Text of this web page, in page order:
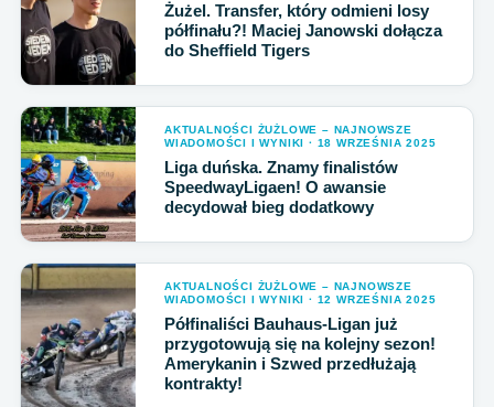
Żużel. Transfer, który odmieni losy
półfinału?! Maciej Janowski dołącza
do Sheffield Tigers
AKTUALNOŚCI ŻUŻLOWE – NAJNOWSZE
WIADOMOŚCI I WYNIKI · 18 WRZEŚNIA 2025
Liga duńska. Znamy finalistów
SpeedwayLigaen! O awansie
decydował bieg dodatkowy
AKTUALNOŚCI ŻUŻLOWE – NAJNOWSZE
WIADOMOŚCI I WYNIKI · 12 WRZEŚNIA 2025
Półfinaliści Bauhaus-Ligan już
przygotowują się na kolejny sezon!
Amerykanin i Szwed przedłużają
kontrakty!